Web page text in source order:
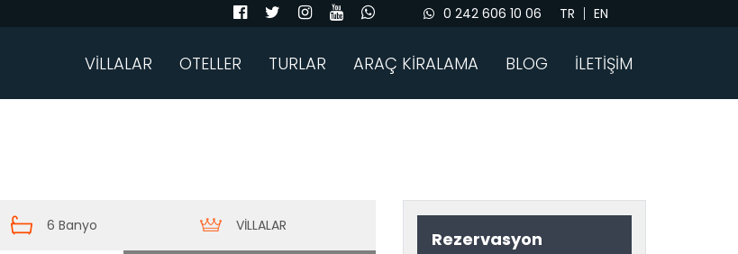
0 242 606 10 06 TR EN
VİLLALAR OTELLER TURLAR ARAÇ KİRALAMA BLOG İLETİŞİM
6 Banyo VİLLALAR
Rezervasyon